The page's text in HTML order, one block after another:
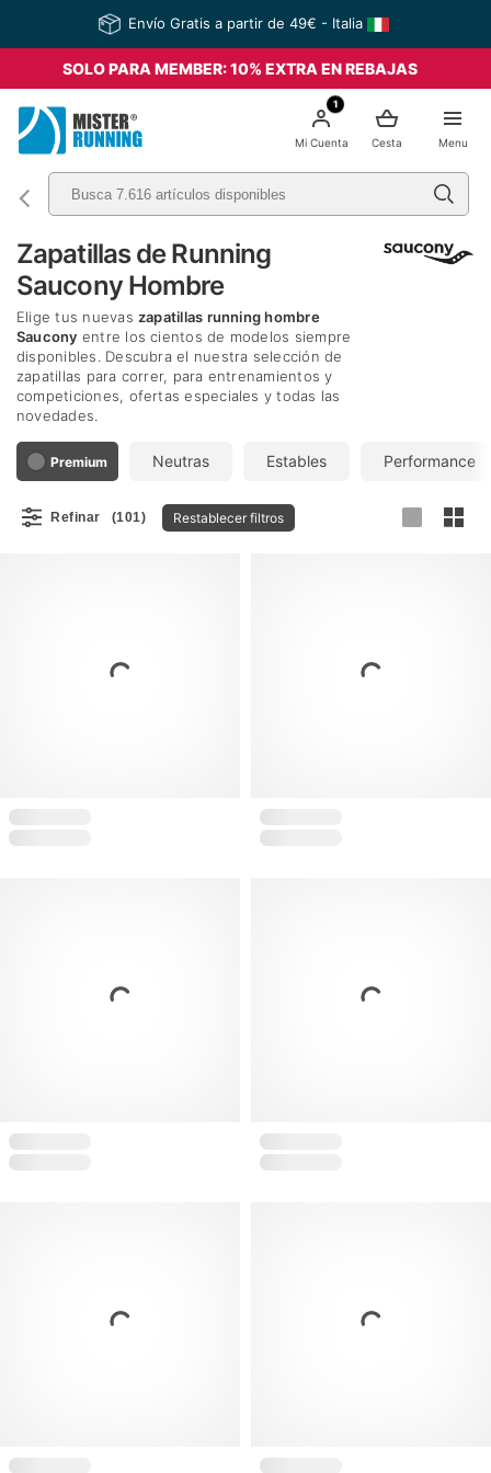
Envío Gratis a partir de 49€ - Italia
SOLO PARA MEMBER: 10% EXTRA EN REBAJAS
Menu
Cesta
1
Mi Cuenta
Zapatillas de Running
Saucony Hombre
Elige tus nuevas zapatillas running hombre
Saucony entre los cientos de modelos siempre
disponibles. Descubra el nuestra selección de
zapatillas para correr, para entrenamientos y
competiciones, ofertas especiales y todas las
novedades.
Premium Neutras Estables Performance
Refinar (101) Restablecer filtros